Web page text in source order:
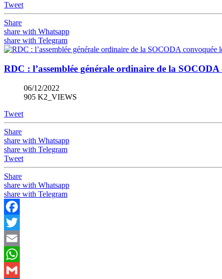
Tweet
Share
share with Whatsapp
share with Telegram
RDC : l’assemblée générale ordinaire de la
06/12/2022
905 K2_VIEWS
Tweet
Share
share with Whatsapp
share with Telegram
Tweet
Share
share with Whatsapp
share with Telegram
Facebook
Twitter
Email
WhatsApp